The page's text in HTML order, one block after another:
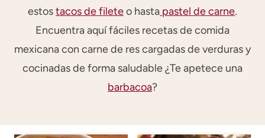
estostacos de fileteo hasta pastel de carne.
Encuentra aquí fáciles recetas de comida
mexicana con carne de res cargadas de verduras y
cocinadas de forma saludable ¿Te apetece una
barbacoa?